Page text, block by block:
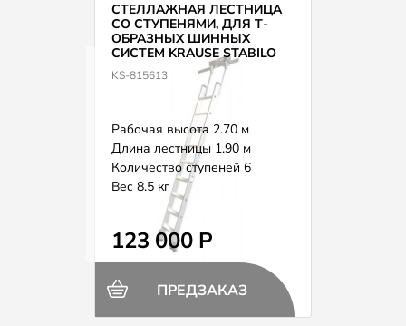
СТЕЛЛАЖНАЯ ЛЕСТНИЦА
СО СТУПЕНЯМИ, ДЛЯ Т-
ОБРАЗНЫХ ШИННЫХ
СИСТЕМ KRAUSE STABILO
815613
KS-815613
Рабочая высота 2.70 м
Длина лестницы 1.90 м
Количество ступеней 6
Вес 8.5 кг
123 000 Р
ПРЕДЗАКАЗ